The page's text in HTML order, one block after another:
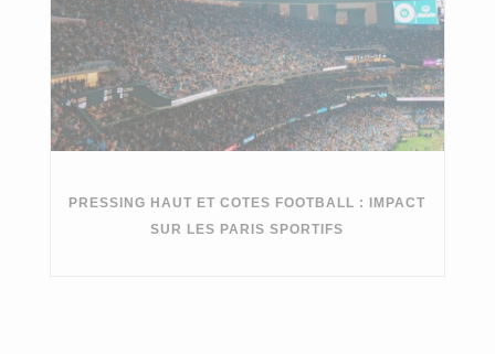
PRESSING HAUT ET COTES FOOTBALL : IMPACT
SUR LES PARIS SPORTIFS